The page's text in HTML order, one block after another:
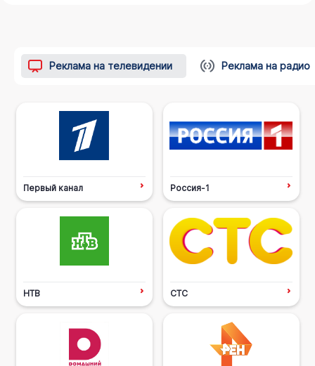
Реклама на телевидении Реклама на радио
Первый канал Россия-1
НТВ СТС